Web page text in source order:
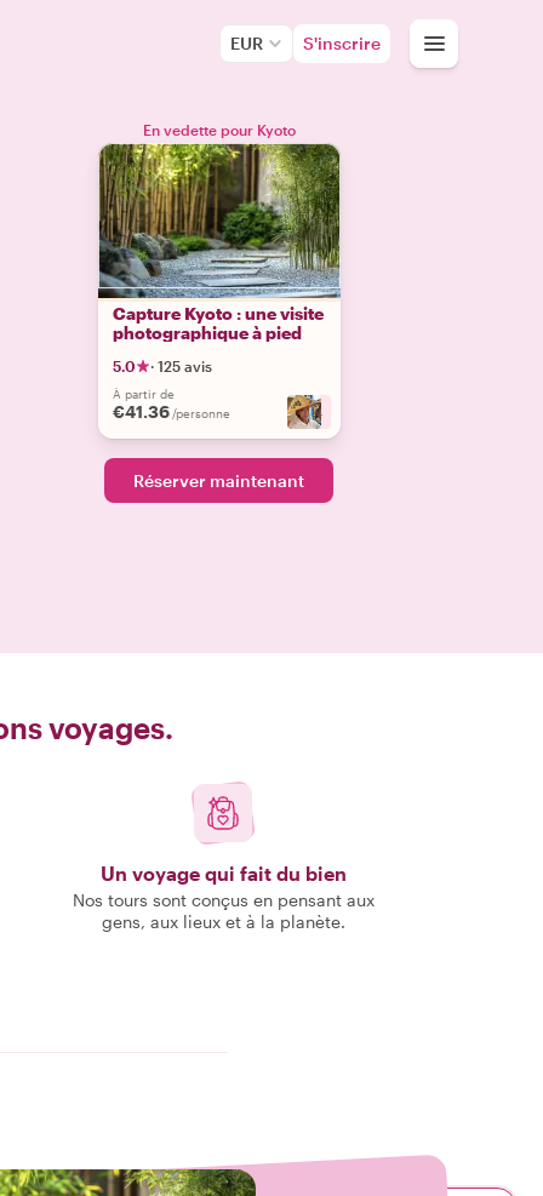
EUR S'inscrire
En vedette pour Kyoto
Capture Kyoto : une visite
photographique à pied
5.0 · 125 avis
À partir de
€41.36 /personne +4
Réserver maintenant
voyages.
Un voyage qui fait du bien
Nos tours sont conçus en pensant aux
gens, aux lieux et à la planète.